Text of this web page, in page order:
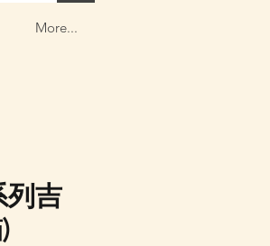
More...
列吉